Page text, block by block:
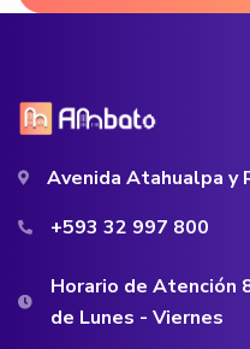
Avenida Atahualpa y
+593 32 997 800
Horario de Atención
de Lunes - Viernes